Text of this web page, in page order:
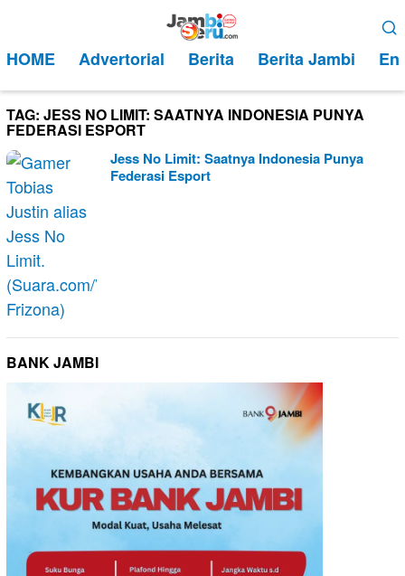
kontenMobile
HOME Advertorial Berita Berita Jambi
TAG: JESS NO LIMIT: SAATNYA INDONESIA PUNYA
FEDERASI ESPORT
Jess No Limit: Saatnya Indonesia Punya
Federasi Esport
BANK JAMBI